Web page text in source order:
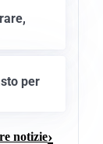
per
notizie